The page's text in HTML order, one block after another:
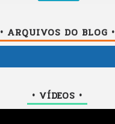
• ARQUIVOS DO BLOG •
• VÍDEOS •